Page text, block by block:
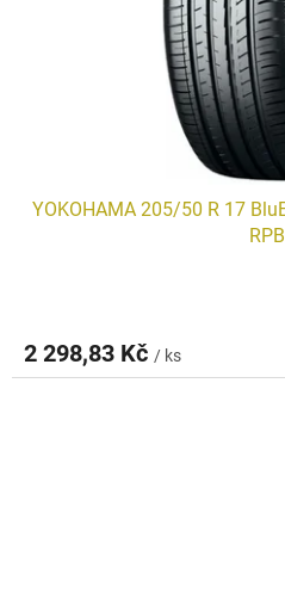
YOKOHAMA 205/50 R 17
RPB
2 298,83 Kč / ks